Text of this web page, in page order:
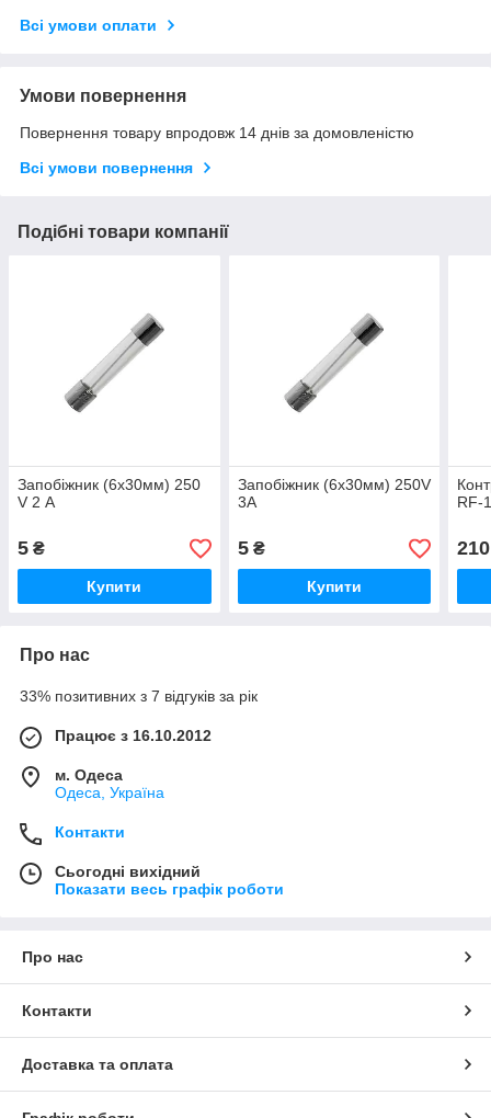
Всі умови оплати
Умови повернення
Повернення товару впродовж 14 днів за домовленістю
Всі умови повернення
Подібні товари компанії
Запобіжник (6х30мм) 250
V 2 А
5 ₴
Купити
Запобіжник (6х30мм) 250V
3А
5₴
Купити
RF-
210
Про нас
33% позитивних з 7 відгуків за рік
Працює з 16.10.2012
м. Одеса
Одеса, Україна
Контакти
Сьогодні вихідний
Показати весь графік роботи
Про нас
Контакти
Доставка та оплата